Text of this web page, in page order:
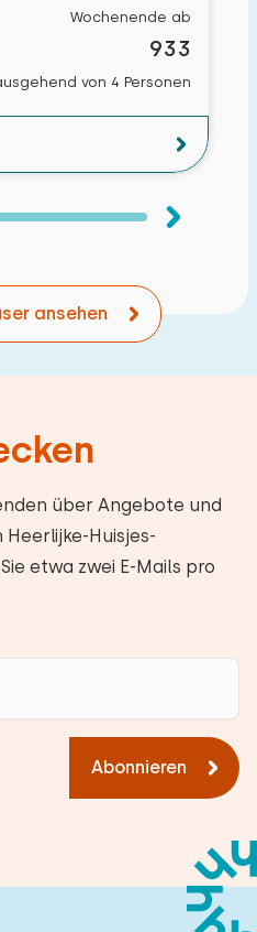
Wochenende ab
933
von 4 Personen
ansehen
über Angebote und
Heerlijke-Huisjes-
etwa zwei E-Mails pro
Abonnieren